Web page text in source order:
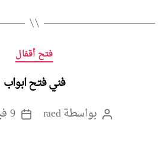
التصنيفات
فتح أقفال
فني فتح ابواب
كاتببواسطةraed
تاريخ
9 فبراير، 2023